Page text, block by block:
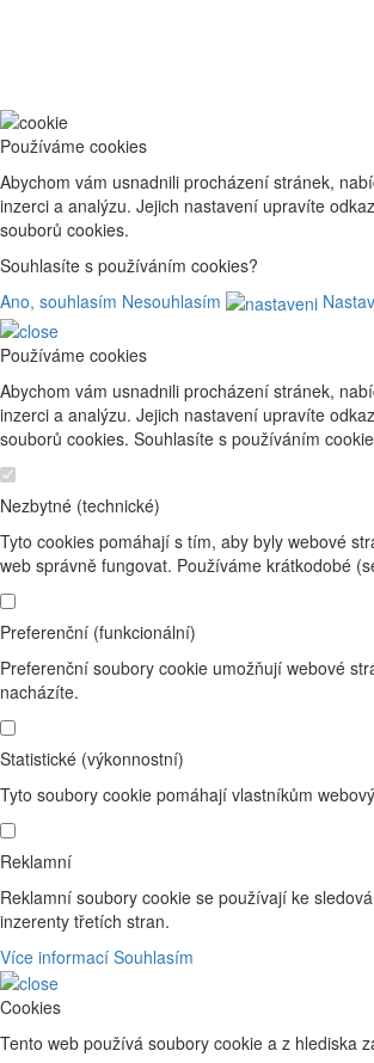
Používáme cookies
Abychom vám usnadnili procházení stránek,
inzerci a analýzu. Jejich nastavení upravíte
souborů cookies.
Souhlasíte s používáním cookies?
Ano, souhlasím Nesouhlasím
Používáme cookies
Abychom vám usnadnili procházení stránek,
inzerci a analýzu. Jejich nastavení upravíte
souborů cookies. Souhlasíte s používáním
Nezbytné (technické)
Tyto cookies pomáhají s tím, aby byly webové
web správně fungovat. Používáme krátkodobé
Preferenční (funkcionální)
Preferenční soubory cookie umožňují webové
nacházíte.
Statistické (výkonnostní)
Tyto soubory cookie pomáhají vlastníkům
Reklamní
Reklamní soubory cookie se používají ke
inzerenty třetích stran.
Více informací Souhlasím
Cookies
Tento web používá soubory cookie a z hlediska